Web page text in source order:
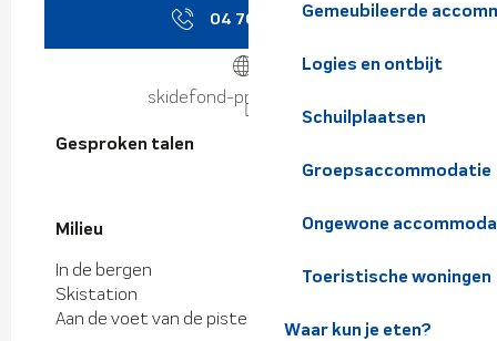
Gemeubileerde
Logies en ontbijt
Schuilplaatsen
Groepsaccommodatie
Ongewone
Toeristische woningen
Waar kun je eten?
04 76 08 71▒▒
skidefond-prapoutel.com
Gesproken talen
Gesproken talen
Milieu
Milieu
In de bergen
Skistation
Aan de voet van de pistes